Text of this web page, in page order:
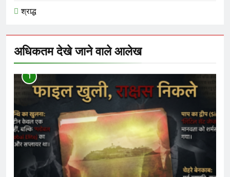
श्राद्ध
अधिकतम देखे जाने वाले आलेख
1